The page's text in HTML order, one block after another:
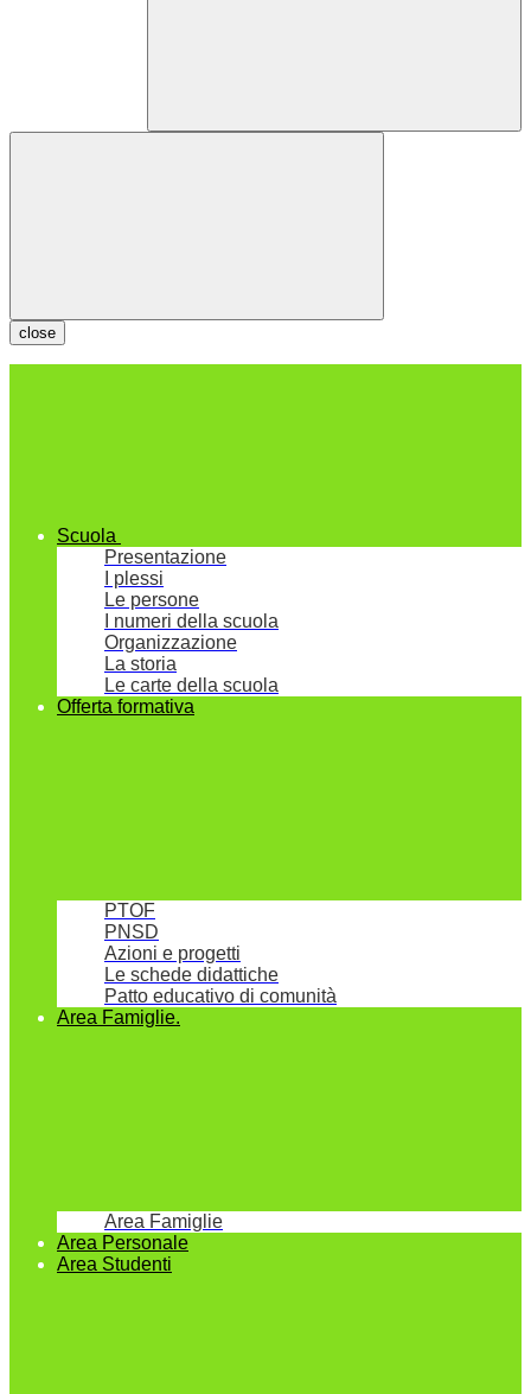
close
Scuola
Presentazione
I plessi
Le persone
I numeri della scuola
Organizzazione
La storia
Le carte della scuola
Offerta formativa
PTOF
PNSD
Azioni e progetti
Le schede didattiche
Patto educativo di comunità
Area Famiglie.
Area Famiglie
Area Personale
Area Studenti